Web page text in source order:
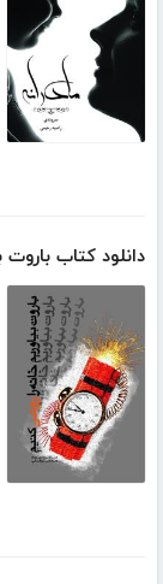
دانلود کتاب